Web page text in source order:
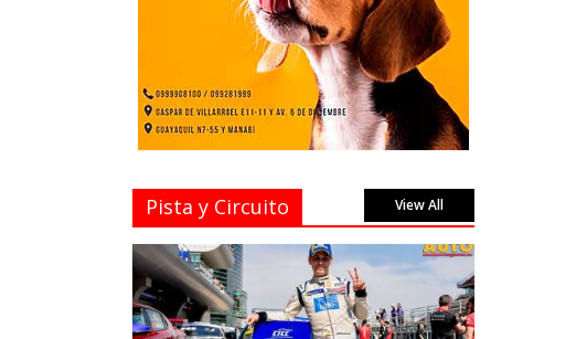
Pista y Circuito View All